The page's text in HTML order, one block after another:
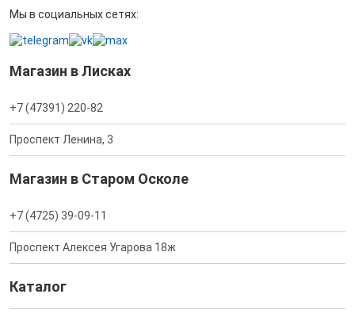
Мы в социальных сетях:
Магазин в Лисках
+7 (47391) 220-82
Проспект Ленина, 3
Магазин в Старом Осколе
+7 (4725) 39-09-11
Проспект Алексея Угарова 18ж
Каталог